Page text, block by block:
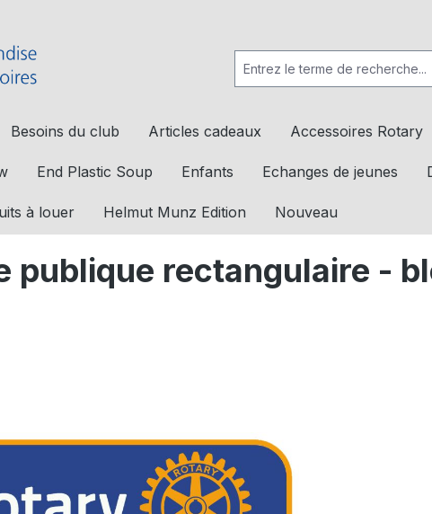
Besoins du club Articles cadeaux Accessoires Rotary
End Plastic Soup Enfants Echanges de jeunes
à louer Helmut Munz Edition Nouveau
publique rectangulaire -